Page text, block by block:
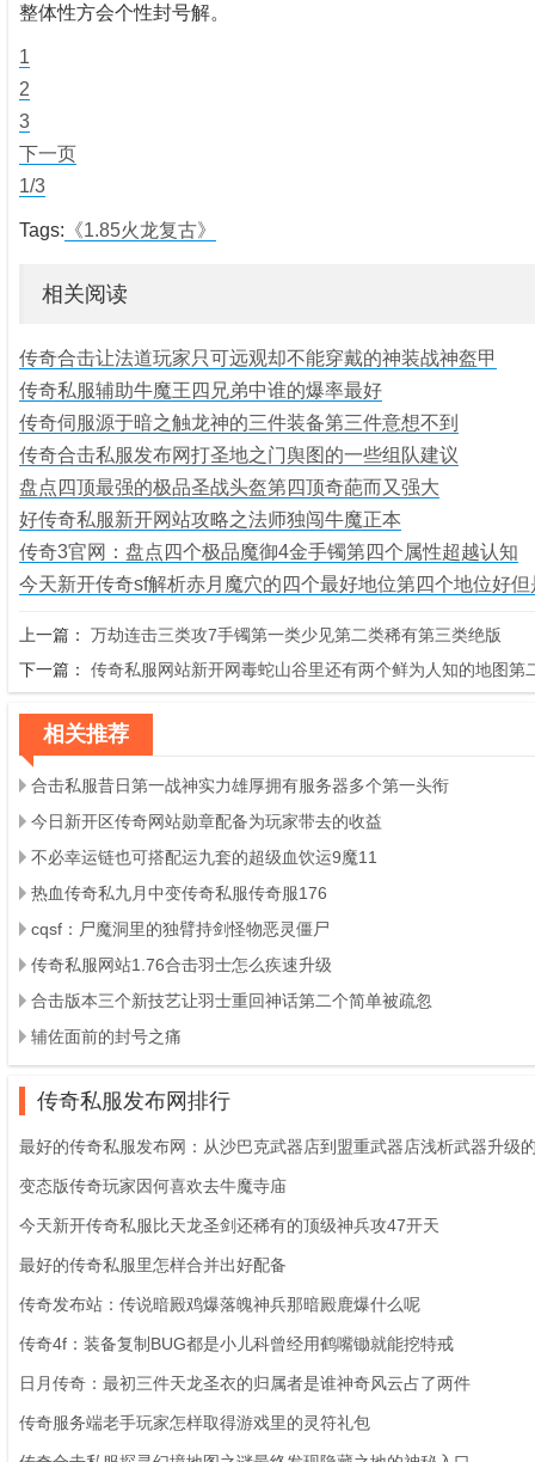
整体性方会个性封号解。
1
2
3
下一页
1/3
Tags: 《1.85火龙复古》
相关阅读
传奇合击让法道玩家只可远观却不能穿戴的神装战神盔甲
传奇私服辅助牛魔王四兄弟中谁的爆率最好
传奇伺服源于暗之触龙神的三件装备第三件意想不到
传奇合击私服发布网打圣地之门舆图的一些组队建议
盘点四顶最强的极品圣战头盔第四顶奇葩而又强大
好传奇私服新开网站攻略之法师独闯牛魔正本
传奇3官网：盘点四个极品魔御4金手镯第四个属性超越认知
今天新开传奇sf解析赤月魔穴的四个最好地位第四个地位好
上一篇： 万劫连击三类攻7手镯第一类少见第二类稀有第三类绝版
下一篇： 传奇私服网站新开网毒蛇山谷里还有两个鲜为人知的地图第
相关推荐
合击私服昔日第一战神实力雄厚拥有服务器多个第一头衔
今日新开区传奇网站勋章配备为玩家带去的收益
不必幸运链也可搭配运九套的超级血饮运9魔11
热血传奇私九月中变传奇私服传奇服176
cqsf：尸魔洞里的独臂持剑怪物恶灵僵尸
传奇私服网站1.76合击羽士怎么疾速升级
合击版本三个新技艺让羽士重回神话第二个简单被疏忽
辅佐面前的封号之痛
传奇私服发布网排行
最好的传奇私服发布网：从沙巴克武器店到盟重武器店浅析武器升级
变态版传奇玩家因何喜欢去牛魔寺庙
今天新开传奇私服比天龙圣剑还稀有的顶级神兵攻47开天
最好的传奇私服里怎样合并出好配备
传奇发布站：传说暗殿鸡爆落魄神兵那暗殿鹿爆什么呢
传奇4f：装备复制BUG都是小儿科曾经用鹤嘴锄就能挖特戒
日月传奇：最初三件天龙圣衣的归属者是谁神奇风云占了两件
传奇服务端老手玩家怎样取得游戏里的灵符礼包